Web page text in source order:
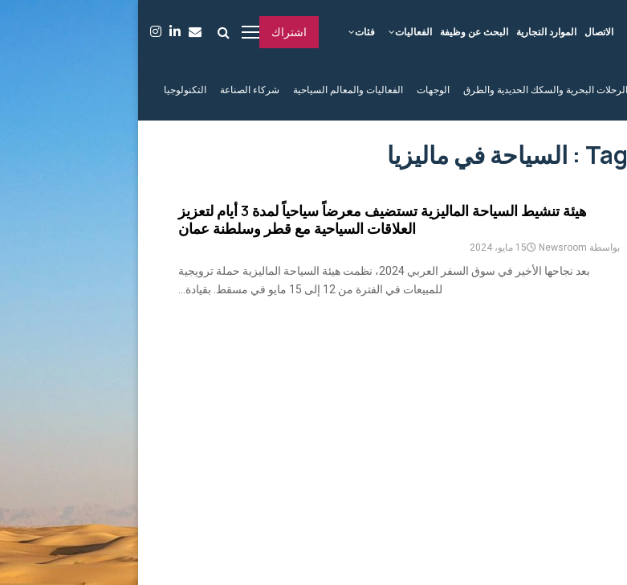
فئات الفعاليات البحث عن وظيفة الموارد التجارية الاتصال اشتراك
الرحلات البحرية والسكك الحديدية والطرق الوجهات الفعاليات والمعالم السياحية شركاء الصناعة التكنولوجيا
Tag : السياحة في ماليزيا
هيئة تنشيط السياحة الماليزية تستضيف معرضاً سياحياً لمدة 3 أيام لتعزيز
العلاقات السياحية مع قطر وسلطنة عمان
بواسطة Newsroom 15 مايو، 2024
بعد نجاحها الأخير في سوق السفر العربي 2024، نظمت هيئة السياحة الماليزية حملة ترويجية
للمبيعات في الفترة من 12 إلى 15 مايو في مسقط. بقيادة...